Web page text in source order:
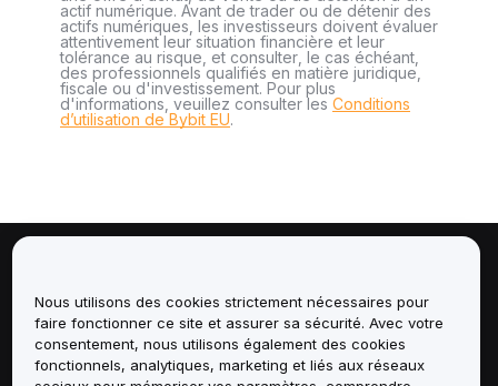
actif numérique. Avant de trader ou de détenir des
actifs numériques, les investisseurs doivent évaluer
attentivement leur situation financière et leur
tolérance au risque, et consulter, le cas échéant,
des professionnels qualifiés en matière juridique,
fiscale ou d'investissement. Pour plus
d'informations, veuillez consulter les Conditions
d’utilisation de Bybit EU.
Services
Nous utilisons des cookies strictement nécessaires pour
faire fonctionner ce site et assurer sa sécurité. Avec votre
consentement, nous utilisons également des cookies
fonctionnels, analytiques, marketing et liés aux réseaux